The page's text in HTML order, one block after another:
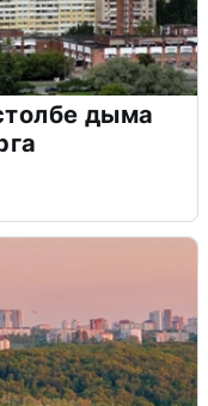
дыма